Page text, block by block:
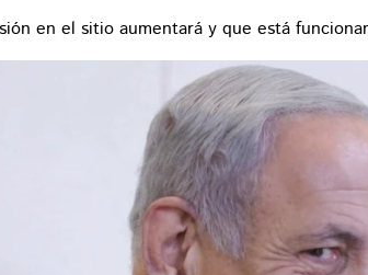
en el sitio aumentará y que está